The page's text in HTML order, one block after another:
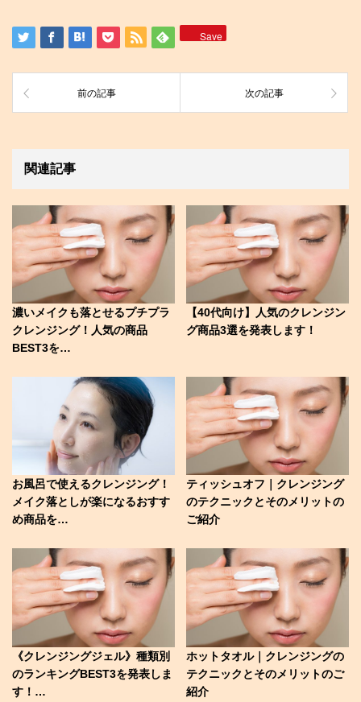
Save
前の記事 次の記事
関連記事
濃いメイクも落とせるプチプラ
クレンジング！人気の商品
BEST3を…
【40代向け】人気のクレンジン
グ商品3選を発表します！
お風呂で使えるクレンジング！
メイク落としが楽になるおすす
め商品を…
ティッシュオフ｜クレンジング
のテクニックとそのメリットの
ご紹介
《クレンジングジェル》種類別
のランキングBEST3を発表しま
す！…
ホットタオル｜クレンジングの
テクニックとそのメリットのご
紹介